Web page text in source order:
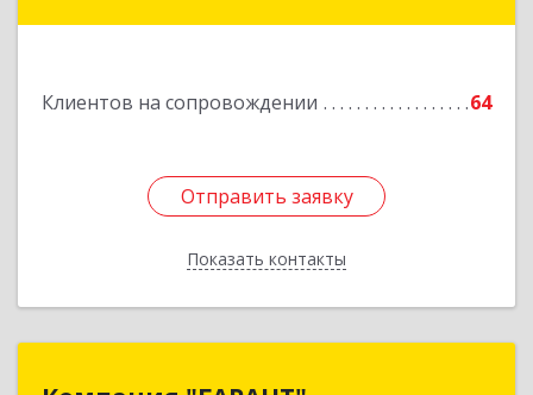
Клиентов на сопровождении 64
Отправить заявку
Показать контакты
Отправить заявку
Назад